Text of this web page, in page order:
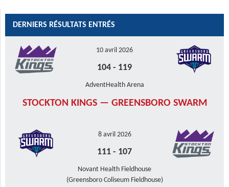
DERNIERS RÉSULTATS ENTRÉS
10 avril 2026
104 - 119
AdventHealth Arena
STOCKTON KINGS — GREENSBORO SWARM
8 avril 2026
111 - 107
Novant Health Fieldhouse
(Greensboro Coliseum Fieldhouse)